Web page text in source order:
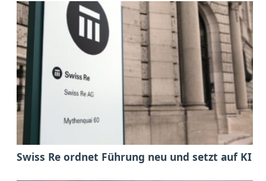
Swiss Re ordnet Führung neu und setzt auf KI